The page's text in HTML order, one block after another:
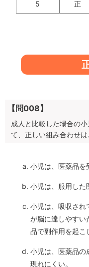
5 正
【問008】
成人と比較した場合の
て、正しい組み合わせは
小児は、医薬品を
小児は、服用した
小児は、吸収され
が脳に達しやすい
品で副作用を起こ
小児は、医薬品の
現れにくい。